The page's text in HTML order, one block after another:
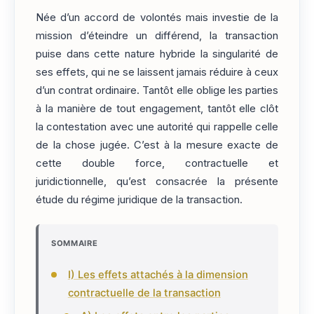
Née d’un accord de volontés mais investie de la
mission d’éteindre un différend, la transaction
puise dans cette nature hybride la singularité de
ses effets, qui ne se laissent jamais réduire à ceux
d’un contrat ordinaire. Tantôt elle oblige les parties
à la manière de tout engagement, tantôt elle clôt
la contestation avec une autorité qui rappelle celle
de la chose jugée. C’est à la mesure exacte de
cette double force, contractuelle et
juridictionnelle, qu’est consacrée la présente
étude du régime juridique de la transaction.
SOMMAIRE
I) Les effets attachés à la dimension
contractuelle de la transaction